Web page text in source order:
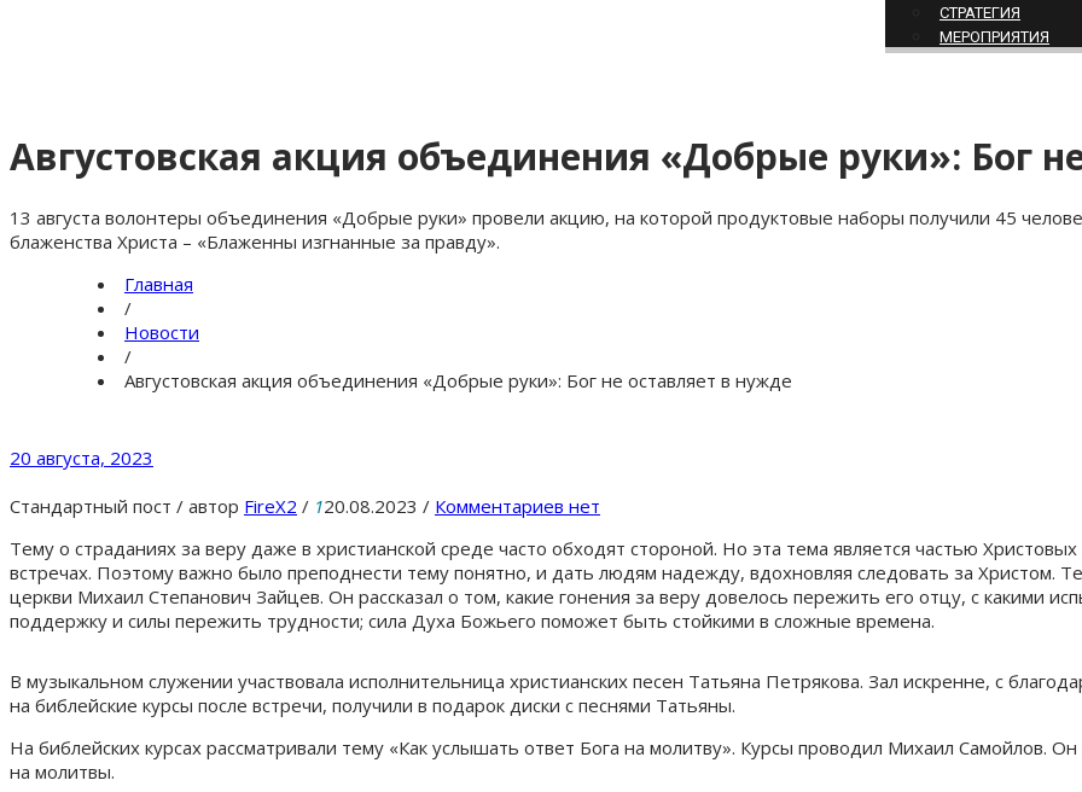
СТРАТЕГИЯ
МЕРОПРИЯТИЯ
Августовская акция объединения «Добрые руки»: Бог
13 августа волонтеры объединения «Добрые руки» провели акцию, на которой продуктовые наборы получили 45
блаженства Христа – «Блаженны изгнанные за правду».
Главная
/
Новости
/
Августовская акция объединения «Добрые руки»: Бог не оставляет в нужде
20 августа, 2023
Стандартный пост / автор FireX2 / 120.08.2023 / Комментариев нет
Тему о страданиях за веру даже в христианской среде часто обходят стороной. Но эта тема является частью
встречах. Поэтому важно было преподнести тему понятно, и дать людям надежду, вдохновляя следовать за Христом.
церкви Михаил Степанович Зайцев. Он рассказал о том, какие гонения за веру довелось пережить его отцу, с какими
поддержку и силы пережить трудности; сила Духа Божьего поможет быть стойкими в сложные времена.
В музыкальном служении участвовала исполнительница христианских песен Татьяна Петрякова. Зал искренне, с
на библейские курсы после встречи, получили в подарок диски с песнями Татьяны.
На библейских курсах рассматривали тему «Как услышать ответ Бога на молитву». Курсы проводил Михаил Самойлов.
на молитвы.